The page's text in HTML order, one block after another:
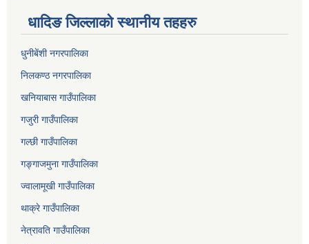
धादिङ जिल्लाकाे स्थानीय तहहरु
धुनीबेंशी नगरपालिका
निलकण्ठ नगरपालिका
खनियाबास गाउँपालिका
गजुरी गाउँपालिका
गल्छी गाउँपालिका
गङ्गाजमुना गाउँपालिका
ज्वालामूखी गाउँपालिका
थाक्रे गाउँपालिका
नेत्रावति गाउँपालिका